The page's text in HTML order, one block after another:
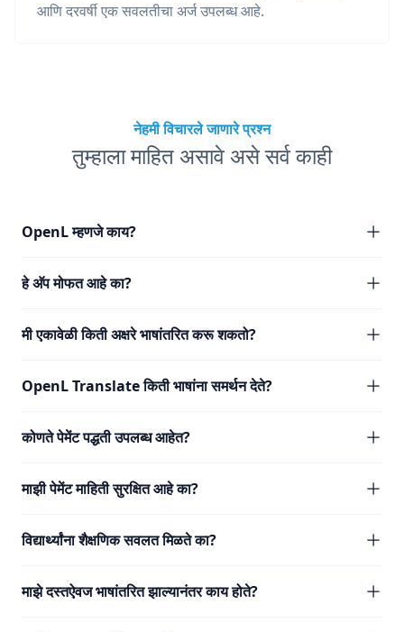
आणि दरवर्षी एक सवलतीचा अर्ज उपलब्ध आहे.
नेहमी विचारले जाणारे प्रश्न
तुम्हाला माहित असावे असे सर्व काही
OpenL म्हणजे काय?
हे अ‍ॅप मोफत आहे का?
मी एकावेळी किती अक्षरे भाषांतरित करू शकतो?
OpenL Translate किती भाषांना समर्थन देते?
कोणते पेमेंट पद्धती उपलब्ध आहेत?
माझी पेमेंट माहिती सुरक्षित आहे का?
विद्यार्थ्यांना शैक्षणिक सवलत मिळते का?
माझे दस्तऐवज भाषांतरित झाल्यानंतर काय होते?